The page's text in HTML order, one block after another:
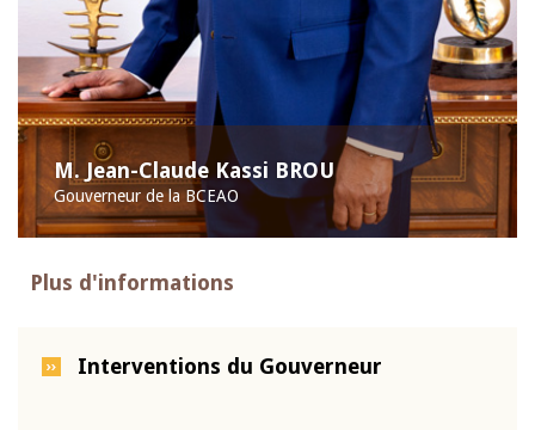
M. Jean-Claude Kassi BROU
Gouverneur de la BCEAO
Plus d'informations
Interventions du Gouverneur